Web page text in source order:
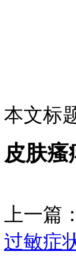
本文标
皮肤瘙
上一篇：
过敏症